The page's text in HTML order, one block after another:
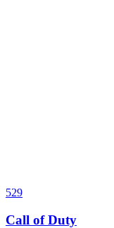
529
Call of Duty